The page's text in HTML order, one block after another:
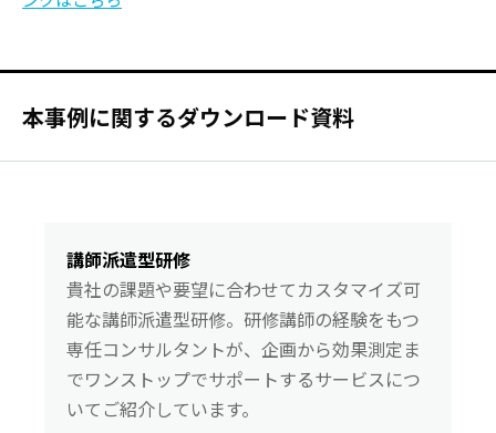
本事例に関するダウンロード資料
講師派遣型研修
貴社の課題や要望に合わせてカスタマイズ可
能な講師派遣型研修。研修講師の経験をもつ
専任コンサルタントが、企画から効果測定ま
でワンストップでサポートするサービスにつ
いてご紹介しています。